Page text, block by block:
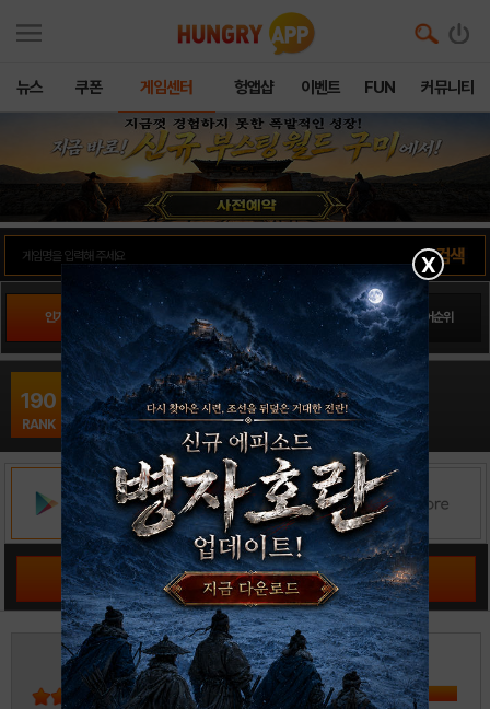
뉴스 쿠폰 게임센터 헝앱샵 이벤트 FUN 커뮤니티
인기게임 팬사이트순위 PLAY스토어순위 앱스토어순위
190
RANK
탈옥 - Break the Prison16
액션 / Candy Mobile
출시일: 2015-11-10
공략 커뮤니티 바로가기
3
5
4
3
X